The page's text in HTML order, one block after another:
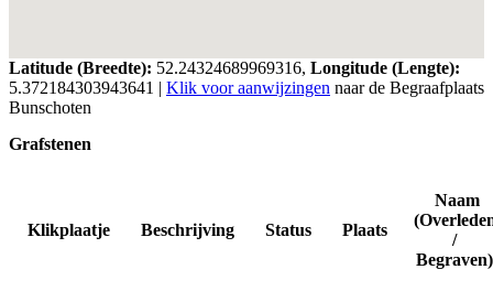
Latitude (Breedte): 52.24324689969316, Longitude (Lengte):
5.372184303943641 | Klik voor aanwijzingen naar de Begraafplaats
Bunschoten
Grafstenen
Klikplaatje Beschrijving Status Plaats
Naam
/
Begraven)